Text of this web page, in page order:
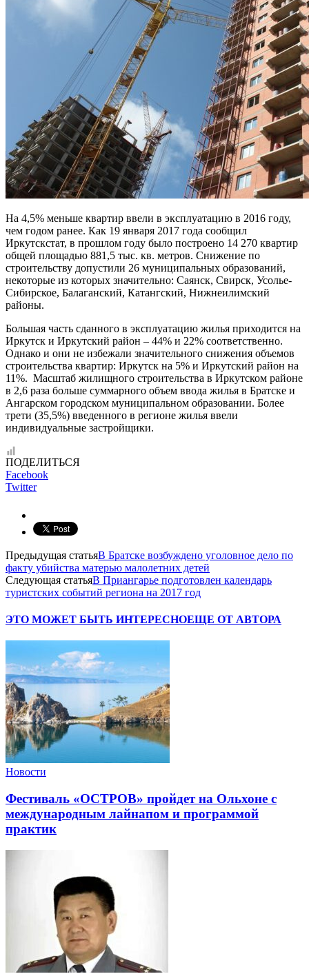
На 4,5% меньше квартир ввели в эксплуатацию в 2016 году,
чем годом ранее. Как 19 января 2017 года сообщил
Иркутскстат, в прошлом году было построено 14 270 квартир
общей площадью 881,5 тыс. кв. метров. Снижение по
строительству допустили 26 муниципальных образований,
некоторые из которых значительно: Саянск, Свирск, Усолье-
Сибирское, Балаганский, Катангский, Нижнеилимский
районы.
Большая часть сданного в эксплуатацию жилья приходится на
Иркутск и Иркутский район – 44% и 22% соответственно.
Однако и они не избежали значительного снижения объемов
строительства квартир: Иркутск на 5% и Иркутский район на
11%. Масштаб жилищного строительства в Иркутском районе
в 2,6 раза больше суммарного объем ввода жилья в Братске и
Ангарском городском муниципальном образовании. Более
трети (35,5%) введенного в регионе жилья ввели
индивидуальные застройщики.
ПОДЕЛИТЬСЯ
Facebook
Twitter
Предыдущая статьяВ Братске возбуждено уголовное дело по
факту убийства матерью малолетних детей
Следующая статьяВ Приангарье подготовлен календарь
туристских событий региона на 2017 год
ЭТО МОЖЕТ БЫТЬ ИНТЕРЕСНОЕЩЕ ОТ АВТОРА
Новости
Фестиваль «ОСТРОВ» пройдет на Ольхоне с
международным лайнапом и программой
практик